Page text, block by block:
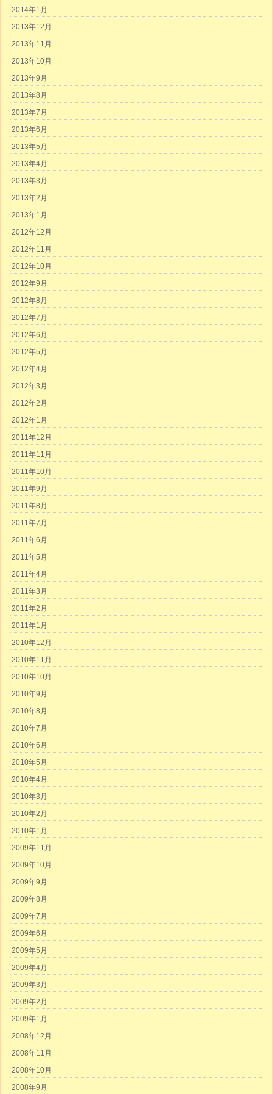
2014年1月
2013年12月
2013年11月
2013年10月
2013年9月
2013年8月
2013年7月
2013年6月
2013年5月
2013年4月
2013年3月
2013年2月
2013年1月
2012年12月
2012年11月
2012年10月
2012年9月
2012年8月
2012年7月
2012年6月
2012年5月
2012年4月
2012年3月
2012年2月
2012年1月
2011年12月
2011年11月
2011年10月
2011年9月
2011年8月
2011年7月
2011年6月
2011年5月
2011年4月
2011年3月
2011年2月
2011年1月
2010年12月
2010年11月
2010年10月
2010年9月
2010年8月
2010年7月
2010年6月
2010年5月
2010年4月
2010年3月
2010年2月
2010年1月
2009年11月
2009年10月
2009年9月
2009年8月
2009年7月
2009年6月
2009年5月
2009年4月
2009年3月
2009年2月
2009年1月
2008年12月
2008年11月
2008年10月
2008年9月